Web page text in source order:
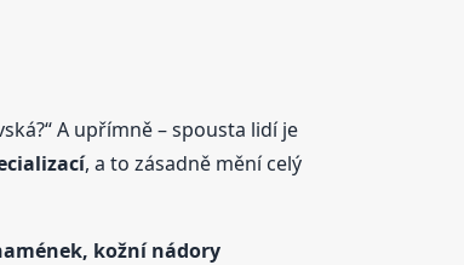
A upřímně – spousta lidí je
, a to zásadně mění celý
kožní nádory